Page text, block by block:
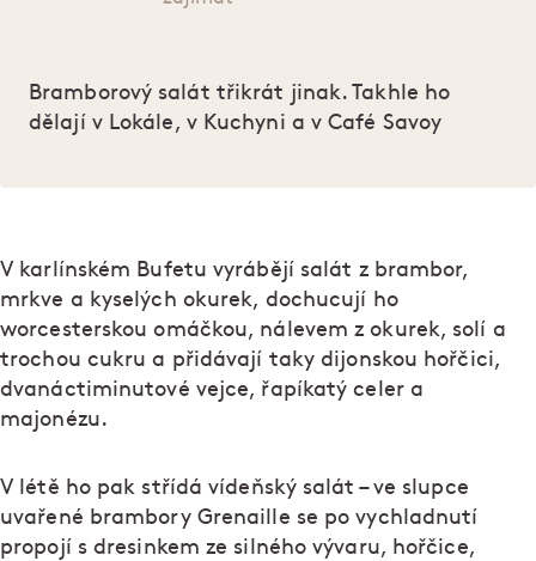
Bramborový salát třikrát jinak. Takhle ho
dělají v Lokále, v Kuchyni a v Café Savoy
V karlínském Bufetu vyrábějí salát z brambor,
mrkve a kyselých okurek, dochucují ho
worcesterskou omáčkou, nálevem z okurek, solí a
trochou cukru a přidávají taky dijonskou hořčici,
dvanáctiminutové vejce, řapíkatý celer a
majonézu.
V létě ho pak střídá vídeňský salát – ve slupce
uvařené brambory Grenaille se po vychladnutí
propojí s dresinkem ze silného vývaru, hořčice,